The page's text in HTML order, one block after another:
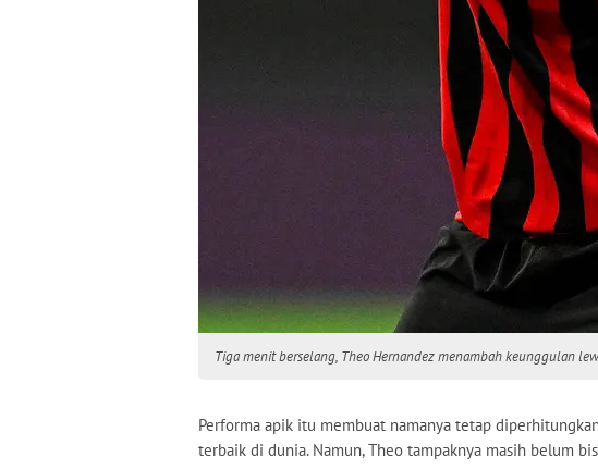
Tiga menit berselang, Theo Hernandez menambah keunggulan
Performa apik itu membuat namanya tetap
terbaik di dunia. Namun, Theo tampaknya masih belum